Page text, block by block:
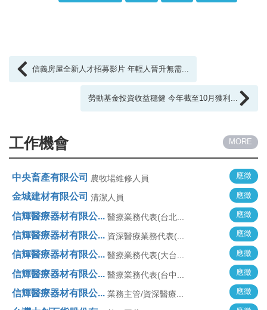
信義房屋全新人才招募影片 年輕人晉升無需...
勞動基金投資收益穩健 今年截至10月獲利...
工作機會 MORE
中央畜產有限公司 農牧場維修人員 應徵
金城建材有限公司 清潔人員 應徵
信輝醫療器材有限公... 醫療業務代表(台北... 應徵
信輝醫療器材有限公... 資深醫療業務代表(... 應徵
信輝醫療器材有限公... 醫療業務代表(大台... 應徵
信輝醫療器材有限公... 醫療業務代表(台中... 應徵
信輝醫療器材有限公... 業務主管/資深醫療... 應徵